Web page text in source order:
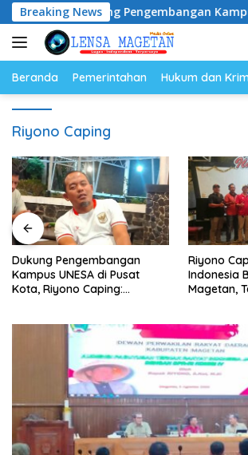
Langsung
ke
konten
Breaking News
Dukung Pengembangan Kampus
Beranda Pemerintahan Hukum dan
Riyono Caping
Dukung Pengembangan
Kampus UNESA di Pusat
Kota, Riyono Caping:
Riyono
Indonesia
Magetan,